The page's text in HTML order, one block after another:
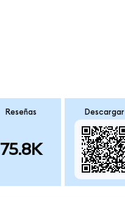
Reseñas
75.8K
Descargar